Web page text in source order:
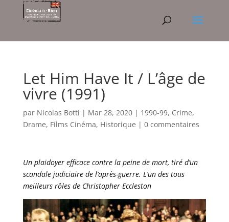
Let Him Have It / L’âge de
vivre (1991)
par Nicolas Botti | Mar 28, 2020| 1990-99, Crime,
Drame, Films Cinéma, Historique | 0 commentaires
Un plaidoyer efficace contre la peine de mort, tiré d’un
scandale judiciaire de l’après-guerre. L’un des tous
meilleurs rôles de Christopher Eccleston